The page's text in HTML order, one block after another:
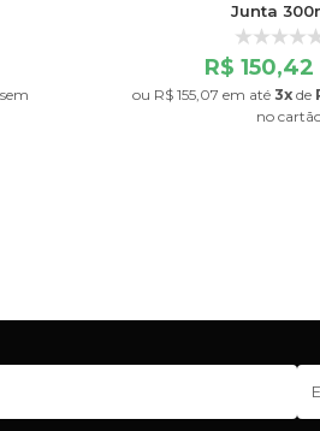
sem
Junta
R$ 150,42
ou R$ 155,07 em até3x de
no